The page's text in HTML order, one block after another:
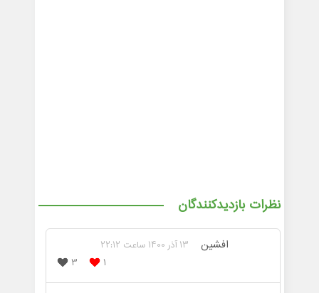
نظرات بازدیدکنندگان
افشین
13 آذر 1400 ساعت 22:12
1
3